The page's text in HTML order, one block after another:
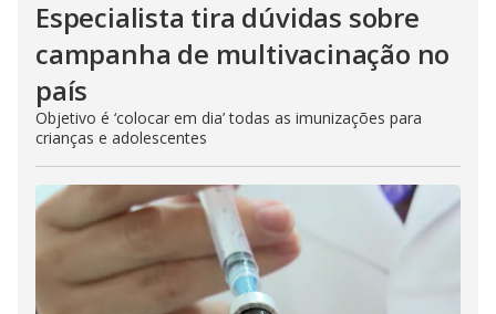
Especialista tira dúvidas sobre
campanha de multivacinação no
país
Objetivo é ‘colocar em dia’ todas as imunizações para
crianças e adolescentes